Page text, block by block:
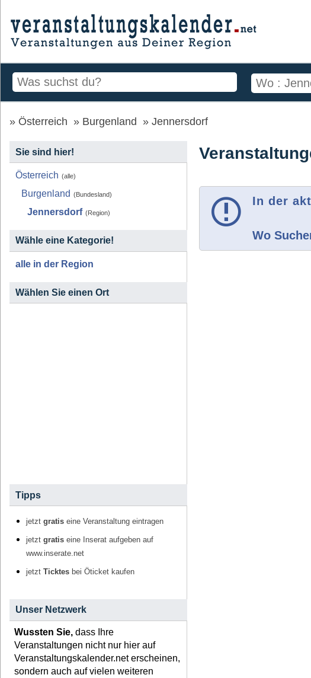
Österreich Burgenland Jennersdorf
In der
Wo
Sie sind hier!
Österreich (alle)
Burgenland (Bundesland)
Jennersdorf (Region)
Wähle eine Kategorie!
alle in der Region
Wählen Sie einen Ort
Tipps
jetzt gratis eine Veranstaltung eintragen
jetzt gratis eine Inserat aufgeben auf
www.inserate.net
jetzt Ticktes bei Öticket kaufen
Unser Netzwerk
Wussten Sie, dass Ihre
Veranstaltungen nicht nur hier auf
Veranstaltungskalender.net erscheinen,
sondern auch auf vielen weiteren